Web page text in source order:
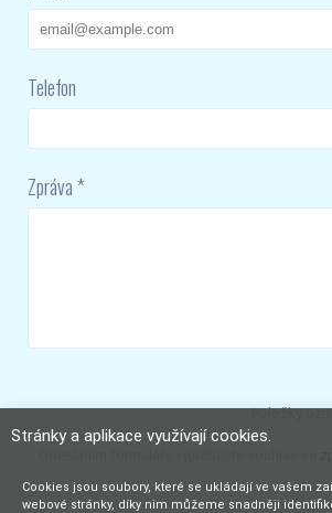
Telefon
Zpráva *
Your name * Položky
Stránky a aplikace využívají cookies.
Cookies jsou soubory, které se ukládají ve vašem
webové stránky, díky nim můžeme snadněji